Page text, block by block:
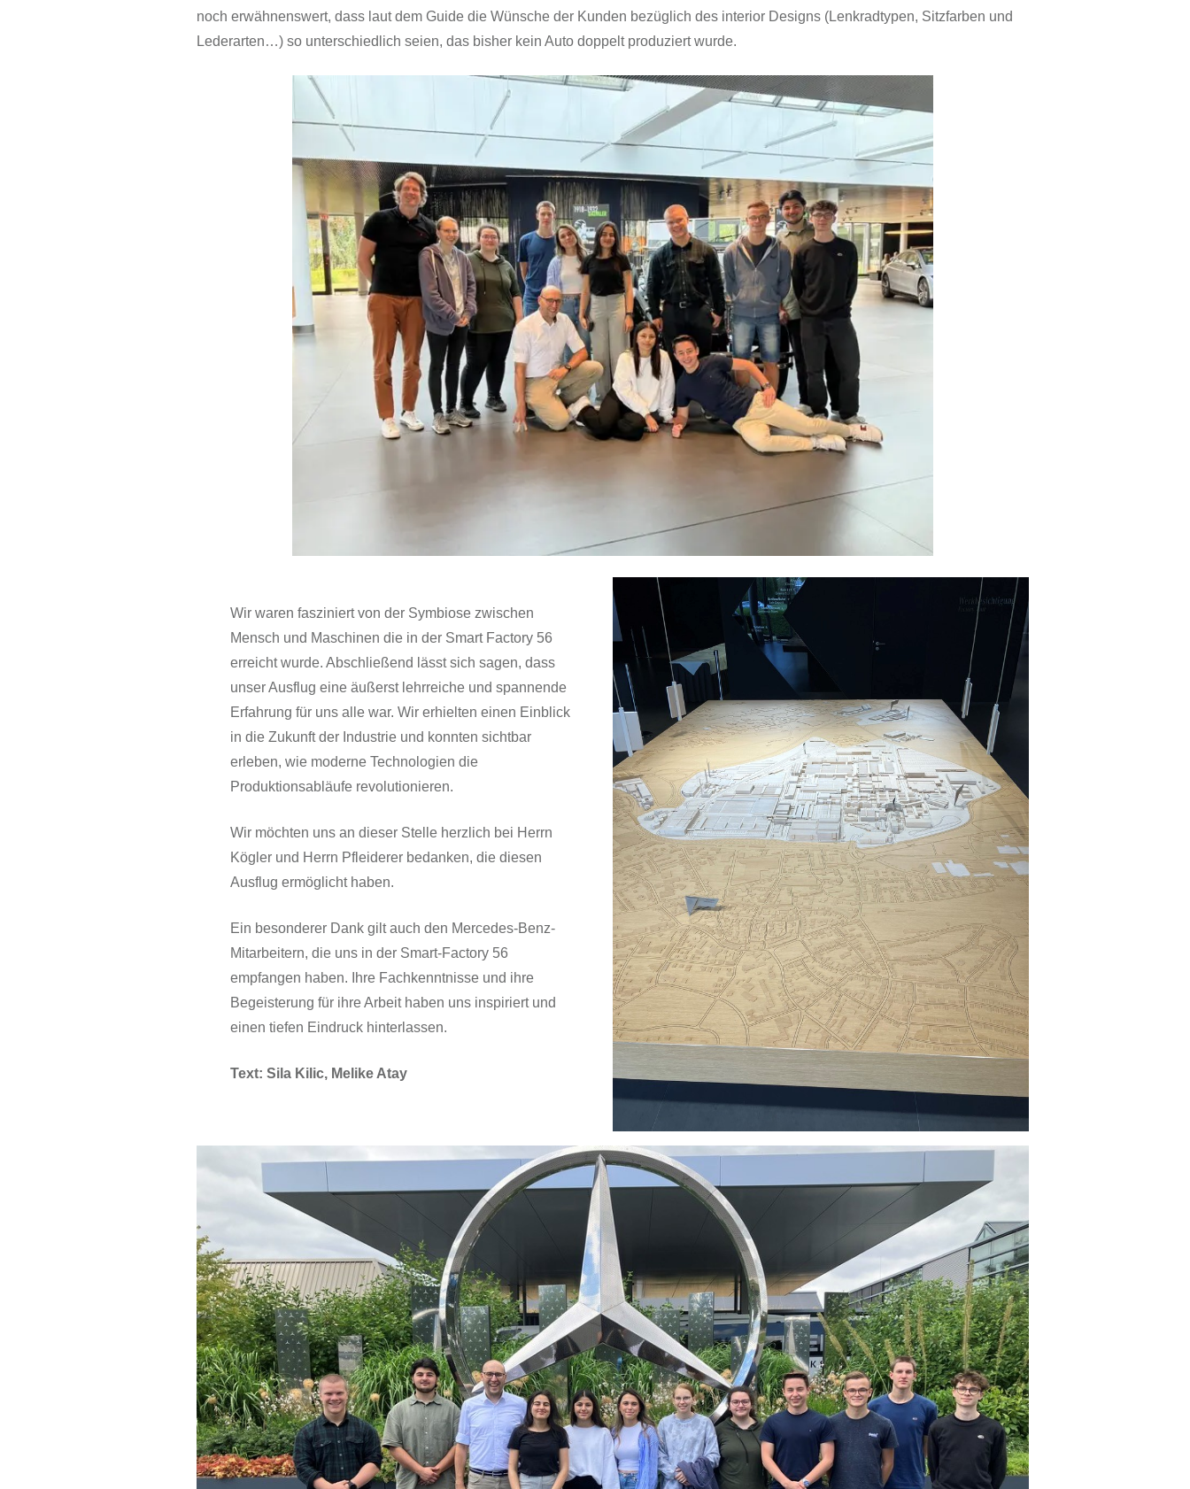
noch erwähnenswert, dass laut dem Guide die Wünsche der Kunden bezüglich des interior Designs (Lenkradtypen, Sitzfarben und
Lederarten…) so unterschiedlich seien, das bisher kein Auto doppelt produziert wurde.
Wir waren fasziniert von der Symbiose zwischen
Mensch und Maschinen die in der Smart Factory 56
erreicht wurde. Abschließend lässt sich sagen, dass
unser Ausflug eine äußerst lehrreiche und spannende
Erfahrung für uns alle war. Wir erhielten einen Einblick
in die Zukunft der Industrie und konnten sichtbar
erleben, wie moderne Technologien die
Produktionsabläufe revolutionieren.
Wir möchten uns an dieser Stelle herzlich bei Herrn
Kögler und Herrn Pfleiderer bedanken, die diesen
Ausflug ermöglicht haben.
Ein besonderer Dank gilt auch den Mercedes-Benz-
Mitarbeitern, die uns in der Smart-Factory 56
empfangen haben. Ihre Fachkenntnisse und ihre
Begeisterung für ihre Arbeit haben uns inspiriert und
einen tiefen Eindruck hinterlassen.
Text: Sila Kilic, Melike Atay